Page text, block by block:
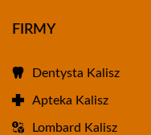
FIRMY
Dentysta Kalisz
Apteka Kalisz
Lombard Kalisz